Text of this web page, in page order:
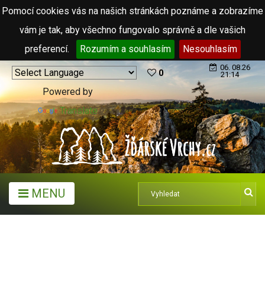
Pomocí cookies vás na našich stránkách poznáme a zobrazíme
vám je tak, aby všechno fungovalo správně a dle vašich
preferencí.
Rozumím a souhlasím Nesouhlasím
Powered by
Translate
0
06. 08.26
21:14
MENU